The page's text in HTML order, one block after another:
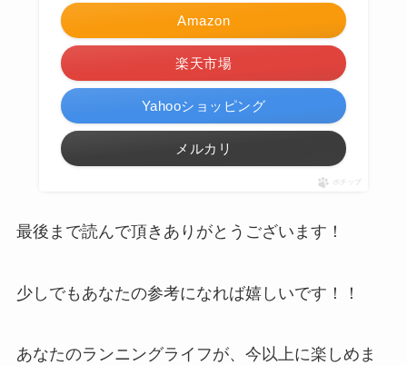
Amazon
楽天市場
Yahooショッピング
メルカリ
ポチップ
最後まで読んで頂きありがとうございます！
少しでもあなたの参考になれば嬉しいです！！
あなたのランニングライフが、今以上に楽しめま